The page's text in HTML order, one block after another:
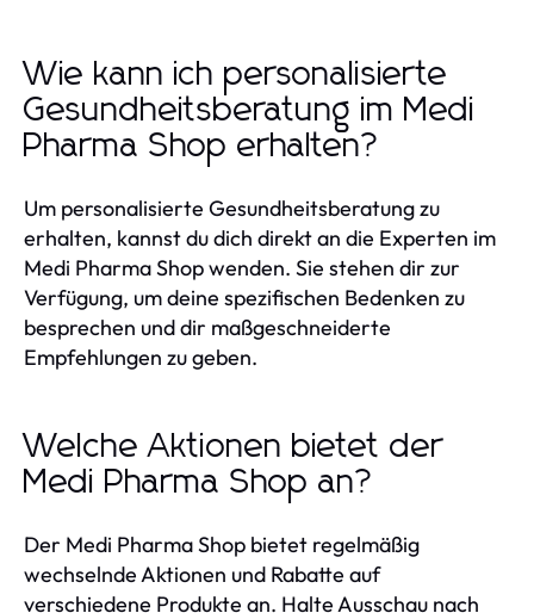
Wie kann ich personalisierte
Gesundheitsberatung im Medi
Pharma Shop erhalten?
Um personalisierte Gesundheitsberatung zu
erhalten, kannst du dich direkt an die Experten im
Medi Pharma Shop wenden. Sie stehen dir zur
Verfügung, um deine spezifischen Bedenken zu
besprechen und dir maßgeschneiderte
Empfehlungen zu geben.
Welche Aktionen bietet der
Medi Pharma Shop an?
Der Medi Pharma Shop bietet regelmäßig
wechselnde Aktionen und Rabatte auf
verschiedene Produkte an. Halte Ausschau nach